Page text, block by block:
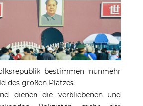
bestimmen nunmehr
des großen Platzes.
dienen die verbliebenen und